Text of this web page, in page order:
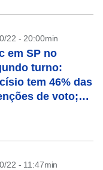
22 - 20:00min
em SP no
turno:
tem 46% das
de voto;
22 - 11:47min